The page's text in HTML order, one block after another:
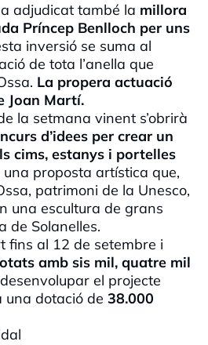
adjudicat també la millora
Príncep Benlloch per uns
inversió se suma al
de tota l’anella que
La propera actuació
Joan Martí.
la setmana vinent s’obrirà
d’idees per crear un
cims, estanys i portelles
una proposta artística que,
patrimoni de la Unesco,
una escultura de grans
de Solanelles.
fins al 12 de setembre i
amb sis mil, quatre mil
el projecte
dotació de 38.000